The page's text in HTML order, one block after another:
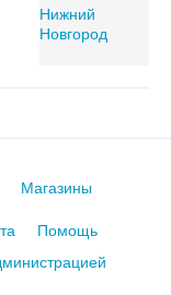
Магазины
Помощь